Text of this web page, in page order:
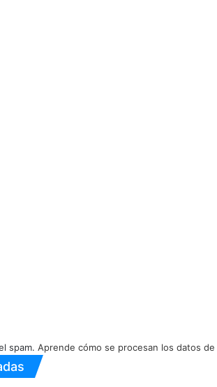
spam. Aprende cómo se procesan los datos